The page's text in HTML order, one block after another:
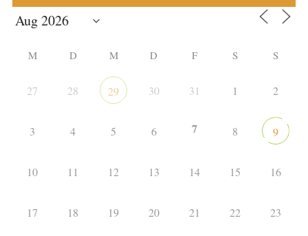
M D M D F S S
27 28 29 30 31 1 2
3 4 5 6 7 8 9
10 11 12 13 14 15 16
17 18 19 20 21 22 23